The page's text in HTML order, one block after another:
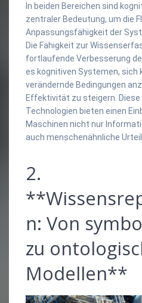
In beiden Bereichen sind
zentraler Bedeutung, um die
Anpassungsfähigkeit der
Die Fähigkeit zur
fortlaufende Verbesserung
es kognitiven Systemen, sich
verändernde Bedingungen
Effektivität zu steigern.
Technologien bieten einen
Maschinen nicht nur
auch menschenähnliche
2.
n: Von
zu
Modellen**